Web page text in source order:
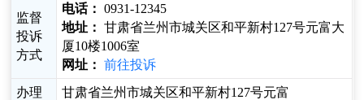
监督
投诉
方式
电话： 0931-12345
地址： 甘肃省兰州市城关区和平新村127号元富大
厦10楼1006室
网址：
前往投诉
办理
甘肃省兰州市城关区和平新村127号元富